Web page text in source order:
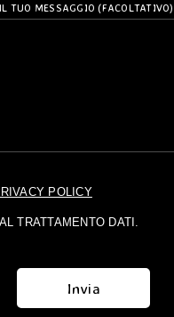
IL TUO MESSAGGIO (FACOLTATIVO)
POLICY
TRATTAMENTO DATI.